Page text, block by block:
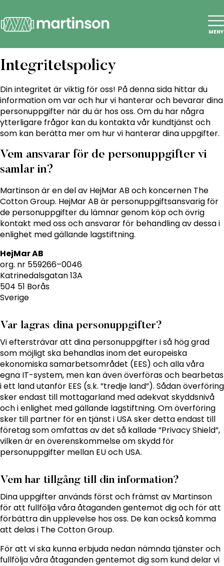
MENY
Integritetspolicy
Din integritet är viktig för oss! På denna sida hittar du
information om var och hur vi hanterar och bevarar dina
personuppgifter när du är hos oss. Om du har några
ytterligare frågor kan du kontakta vår kundtjänst och
som kan berätta mer om hur vi hanterar dina uppgifter.
Vem ansvarar för de personuppgifter vi
samlar in?
Martinson är en del av HejMar AB och koncernen The
Cotton Group. HejMar AB är personuppgiftsansvarig för
de personuppgifter du lämnar genom köp och övrig
kontakt med oss och ansvarar för behandling av dessa i
enlighet med gällande lagstiftning.
HejMar AB
org. nr 559266–0046
Katrinedalsgatan 13A
504 51 Borås
Sverige
Var lagras dina personuppgifter?
Vi eftersträvar att dina personuppgifter i så hög grad
som möjligt ska behandlas inom det europeiska
ekonomiska samarbetsområdet (EES) och alla våra
egna IT-system, men kan även överföras och bearbetas
i ett land utanför EES (s.k. ”tredje land”). Sådan överföring
sker endast till mottagarland med adekvat skyddsnivå
och i enlighet med gällande lagstiftning. Om överföring
sker till partner för en tjänst i USA sker detta endast till
företag som omfattas av det så kallade ”Privacy Shield”,
vilken är en överenskommelse om skydd för
personuppgifter mellan EU och USA.
Vem har tillgång till din information?
Dina uppgifter används först och främst av Martinson
för att fullfölja våra åtaganden gentemot dig och för att
förbättra din upplevelse hos oss. De kan också komma
att delas i The Cotton Group.
För att vi ska kunna erbjuda nedan nämnda tjänster och
fullfölja våra åtaganden gentemot dig som kund delar vi